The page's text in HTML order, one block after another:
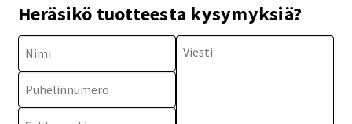
Heräsikö tuotteesta kysymyksiä?